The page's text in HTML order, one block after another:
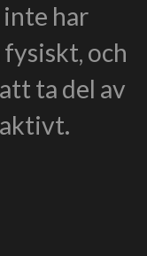
har
och
ta del av